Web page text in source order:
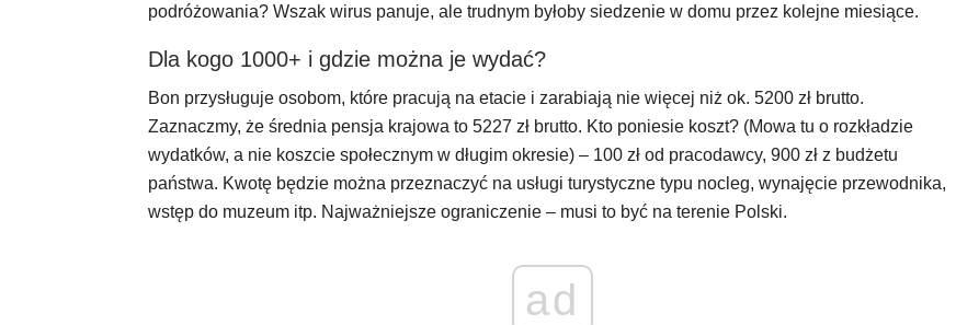
podróżowania? Wszak wirus panuje, ale trudnym byłoby siedzenie w domu przez kolejne miesiące.
Dla kogo 1000+ i gdzie można je wydać?
Bon przysługuje osobom, które pracują na etacie i zarabiają nie więcej niż ok. 5200 zł brutto.
Zaznaczmy, że średnia pensja krajowa to 5227 zł brutto. Kto poniesie koszt? (Mowa tu o rozkładzie
wydatków, a nie koszcie społecznym w długim okresie) – 100 zł od pracodawcy, 900 zł z budżetu
państwa. Kwotę będzie można przeznaczyć na usługi turystyczne typu nocleg, wynajęcie przewodnika,
wstęp do muzeum itp. Najważniejsze ograniczenie – musi to być na terenie Polski.
ad